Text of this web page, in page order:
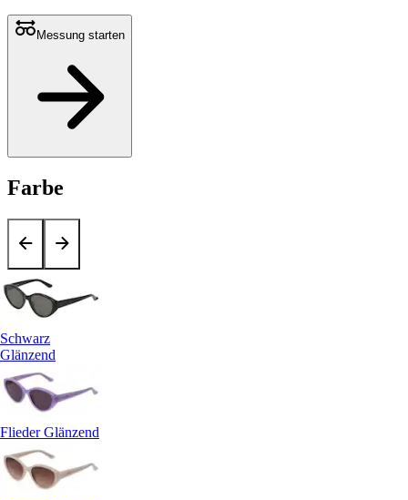
Messung starten
Farbe
Schwarz
Glänzend
Flieder Glänzend